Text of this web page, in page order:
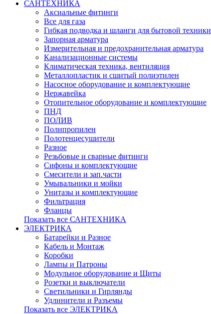
САНТЕХНИКА
Аксиальные фитинги
Все для газа
Гибкая подводка и шланги для бытовой техники
Запорная арматура
Измерительная и предохранительная арматура
Канализационные системы
Климатическая техника, вентиляция
Металлопластик и сшитый полиэтилен
Насосное оборудование и комплектующие
Нержавейка
Отопительное оборудование и комплектующие
ПНД
ПОЛИВ
Полипропилен
Полотенцесушители
Разное
Резьбовые и сварные фитинги
Сифоны и комплектующие
Смесители и зап.части
Умывальники и мойки
Унитазы и комплектующие
Фильтрация
Фланцы
Показать все САНТЕХНИКА
ЭЛЕКТРИКА
Батарейки и Разное
Кабель и Монтаж
Коробки
Лампы и Патроны
Модульное оборудование и Щиты
Розетки и выключатели
Светильники и Гирлянды
Удлинители и Разъемы
Показать все ЭЛЕКТРИКА